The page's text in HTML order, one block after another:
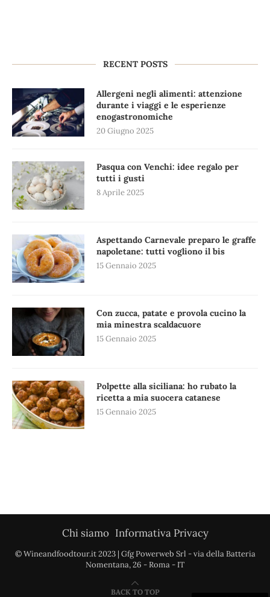
RECENT POSTS
Allergeni negli alimenti: attenzione
durante i viaggi e le esperienze
enogastronomiche
20 Giugno 2025
Pasqua con Venchi: idee regalo per
tutti i gusti
8 Aprile 2025
Aspettando Carnevale preparo le graffe
napoletane: tutti vogliono il bis
15 Gennaio 2025
Con zucca, patate e provola cucino la
mia minestra scaldacuore
15 Gennaio 2025
Polpette alla siciliana: ho rubato la
ricetta a mia suocera catanese
15 Gennaio 2025
Chi siamo Informativa Privacy
© Wineandfoodtour.it 2023 | Gfg Powerweb Srl - via della Batteria
Nomentana, 26 - Roma - IT
BACK TO TOP